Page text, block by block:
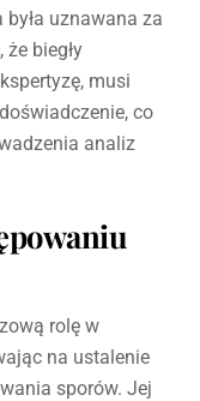
była uznawana za
biegły
musi
co
analiz
rolę w
na ustalenie
sporów. Jej